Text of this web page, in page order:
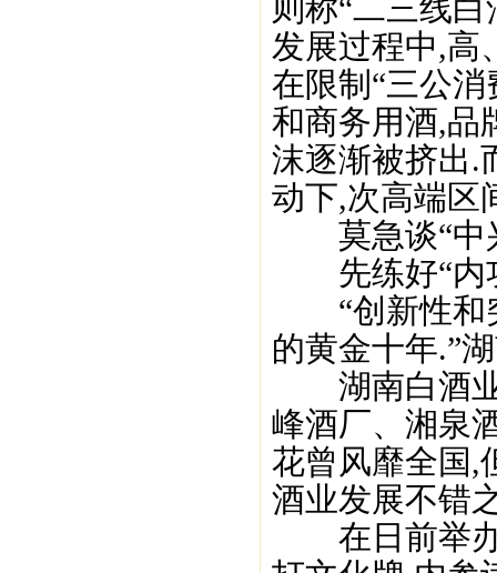
则称“二三线
发展过程中,高
在限制“三公
和商务用酒,品
沫逐渐被挤出.
动下,次高端区
莫急谈“中
先练好“内
“创新性和
的黄金十年.”
湖南白酒业
峰酒厂、湘泉
花曾风靡全国,
酒业发展不错
在日前举办